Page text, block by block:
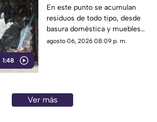
1:48
convierte en un foco de
infección por
acumulación de
residuos.
En este punto se acumulan
residuos de todo tipo, desde
basura doméstica y muebles
viejos hasta animales muertos,
condiciones insalubres del
lugar.
agosto 06, 2026 08:09 p. m.
Ver más